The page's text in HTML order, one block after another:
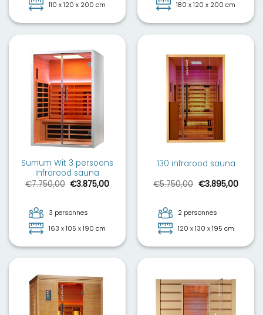
110 x 120 x 200 cm
180 x 120 x 200 cm
Sumum Wit 3 persoons
Infrarood sauna
€7.750,00 Le
€7.750,00.
€3.875,00Le
3 personnes
163 x 105 x 190 cm
130 infrarood sauna
€5.750,00 Le
€5.750,00.
€3.895,00Le
2 personnes
120 x 130 x 195 cm